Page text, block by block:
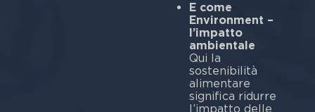
E come
Environment –
l’impatto
ambientale
Qui la
sostenibilità
alimentare
significa ridurre
l’impatto delle